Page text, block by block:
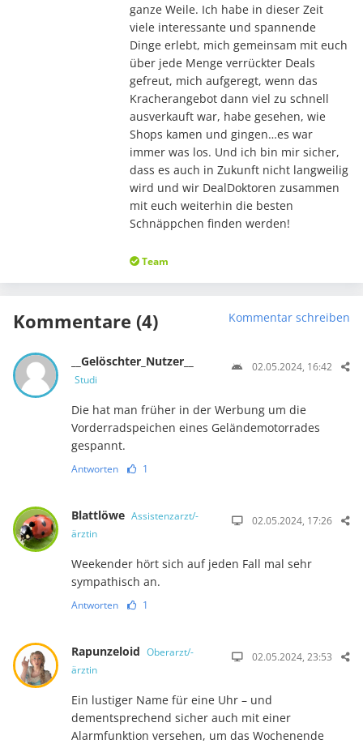
ganze Weile. Ich habe in dieser Zeit
viele interessante und spannende
Dinge erlebt, mich gemeinsam mit euch
über jede Menge verrückter Deals
gefreut, mich aufgeregt, wenn das
Kracherangebot dann viel zu schnell
ausverkauft war, habe gesehen, wie
Shops kamen und gingen…es war
immer was los. Und ich bin mir sicher,
dass es auch in Zukunft nicht langweilig
wird und wir DealDoktoren zusammen
mit euch weiterhin die besten
Schnäppchen finden werden!
Team
Kommentare (4) Kommentar schreiben
__Gelöschter_Nutzer__
Studi
02.05.2024, 16:42
Die hat man früher in der Werbung um die
Vorderradspeichen eines Geländemotorrades
gespannt.
Antworten 1
Blattlöwe Assistenzarzt/-
ärztin
02.05.2024, 17:26
Weekender hört sich auf jeden Fall mal sehr
sympathisch an.
Antworten 1
Rapunzeloid Oberarzt/-
ärztin
02.05.2024, 23:53
Ein lustiger Name für eine Uhr – und
dementsprechend sicher auch mit einer
Alarmfunktion versehen, um das Wochenende